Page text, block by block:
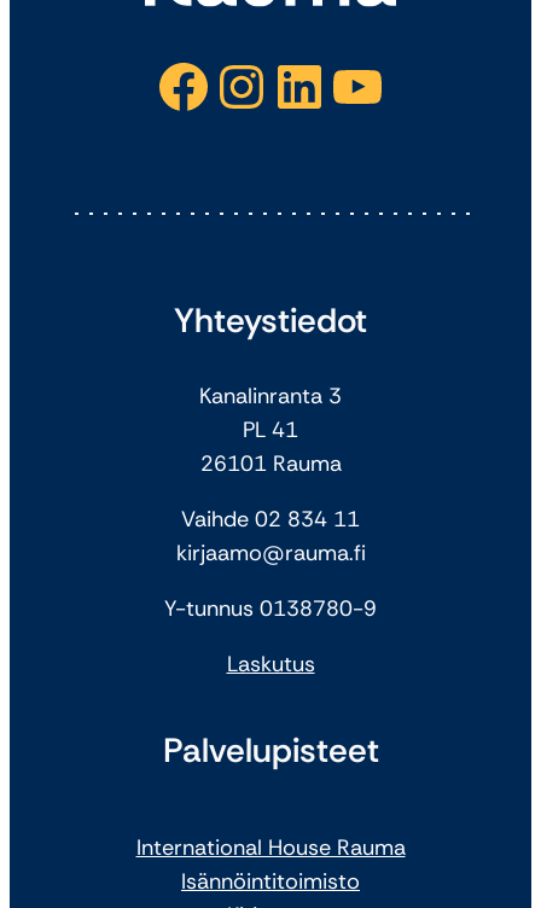
Facebook Instagram LinkedIn YouTube
Yhteystiedot
Kanalinranta 3
PL 41
26101 Rauma
Vaihde 02 834 11
kirjaamo@rauma.fi
Y-tunnus 0138780-9
Laskutus
Palvelupisteet
International House Rauma
Isännöintitoimisto